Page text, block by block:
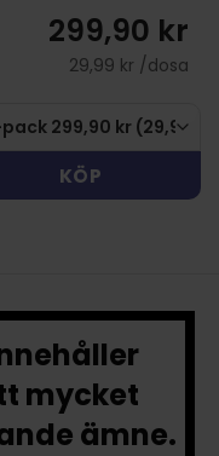
299,90 kr
29,99 kr /dosa
KÖP
mycket
ämne.